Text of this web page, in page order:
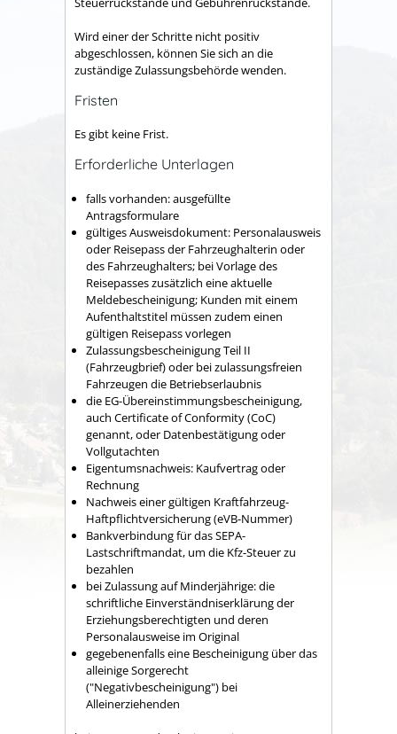
Wird einer der Schritte nicht positiv
abgeschlossen, können Sie sich an die
zuständige Zulassungsbehörde wenden.
Fristen
Es gibt keine Frist.
Erforderliche Unterlagen
falls vorhanden: ausgefüllte
Antragsformulare
gültiges Ausweisdokument: Personalausweis
oder Reisepass der Fahrzeughalterin oder
des Fahrzeughalters; bei Vorlage des
Reisepasses zusätzlich eine aktuelle
Meldebescheinigung; Kunden mit einem
Aufenthaltstitel müssen zudem einen
gültigen Reisepass vorlegen
Zulassungsbescheinigung Teil II
(Fahrzeugbrief) oder bei zulassungsfreien
Fahrzeugen die Betriebserlaubnis
die EG-Übereinstimmungsbescheinigung,
auch Certificate of Conformity (CoC)
genannt, oder Datenbestätigung oder
Vollgutachten
Eigentumsnachweis: Kaufvertrag oder
Rechnung
Nachweis einer gültigen Kraftfahrzeug-
Haftpflichtversicherung (eVB-Nummer)
Bankverbindung für das SEPA-
Lastschriftmandat, um die Kfz-Steuer zu
bezahlen
bei Zulassung auf Minderjährige:die
schriftliche Einverständniserklärung der
Erziehungsberechtigten und deren
Personalausweise im Original
gegebenenfalls eine Bescheinigung über das
alleinige Sorgerecht
("Negativbescheinigung") bei
Alleinerziehenden